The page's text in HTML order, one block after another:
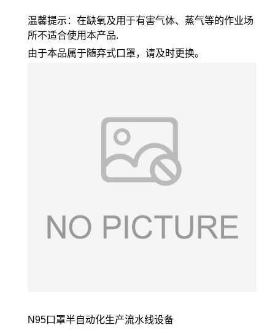
温馨提示：在缺氧及用于有害气体、蒸气等的作业场
所不适合使用本产品.
由于本品属于随弃式口罩，请及时更换。
N95口罩半自动化生产流水线设备